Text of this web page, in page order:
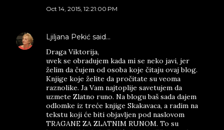
Oct 14, 2015, 12:21:00 PM
Ljiljana Pekić said…
Draga Viktorija,
uvek se obradujem kada mi se neko javi, jer
želim da čujem od osoba koje čitaju ovaj blog.
Knjige koje želite da pročitate su veoma
raznolike. Ja Vam najtoplije savetujem da
uzmete Zlatno runo. Na blogu baš sada dajem
odlomke iz treće knjige Skakavaca, a radim na
tekstu koji će biti objavljen pod naslovom
TRAGANE ZA ZLATNIM RUNOM. To su